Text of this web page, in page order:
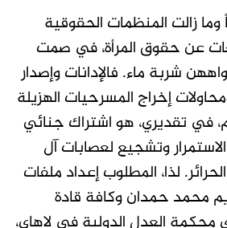
زالت المنظمات الحقوقية
عن حقوق المرأة، في صمت
شربة ماء. فالإدانات وإصدار
إخراج المسرحيات الهزيلة
في تقديري، هو اشتراك جنائي
وتشجيع لعصابات آل
لذا، المطلوب إعداد ملفات
محمد حمدان وكافة قادة